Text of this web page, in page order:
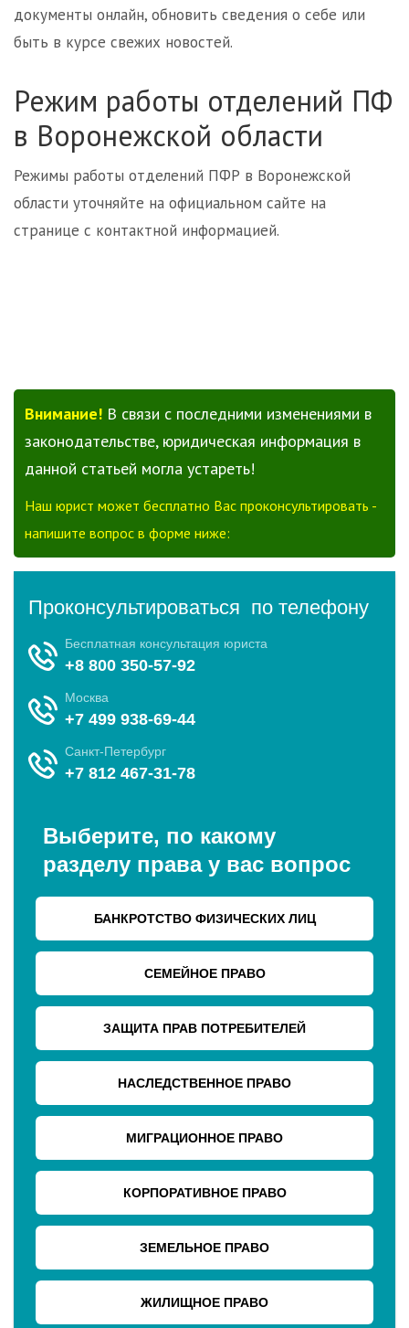
документы онлайн, обновить сведения о себе или
быть в курсе свежих новостей.
Режим работы отделений ПФ
в Воронежской области
Режимы работы отделений ПФР в Воронежской
области уточняйте на официальном сайте на
странице с контактной информацией.
Внимание! В связи с последними изменениями в
законодательстве, юридическая информация в
данной статьей могла устареть!
Наш юрист может бесплатно Вас проконсультировать -
напишите вопрос в форме ниже: